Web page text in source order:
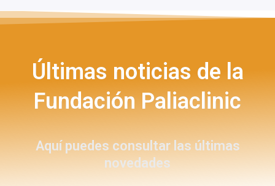
Últimas noticias de la
Fundación Paliaclinic
Aquí puedes consultar las últimas
novedades